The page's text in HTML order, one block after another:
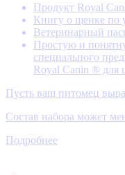
Продукт Royal
Книгу о щенке по
Ветеринарный
Простую и
специального
Royal Canin ® для
Пусть ваш питомец
Состав набора может
Подробнее